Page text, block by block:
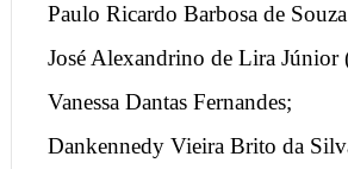
Paulo Ricardo Barbosa de
José Alexandrino de Lira
Vanessa Dantas Fernandes;
Dankennedy Vieira Brito da